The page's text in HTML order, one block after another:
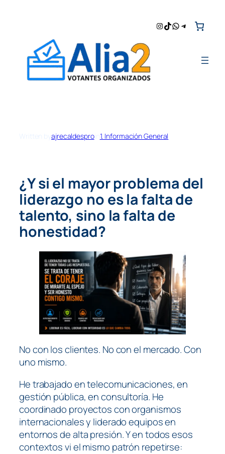
Instagram
TikTok
WhatsApp
Telegram
Written by ajrecaldesproin 1. Información General
¿Y si el mayor problema del
liderazgo no es la falta de
talento, sino la falta de
honestidad?
No con los clientes. No con el mercado. Con
uno mismo.
He trabajado en telecomunicaciones, en
gestión pública, en consultoría. He
coordinado proyectos con organismos
internacionales y liderado equipos en
entornos de alta presión. Y en todos esos
contextos vi el mismo patrón repetirse: